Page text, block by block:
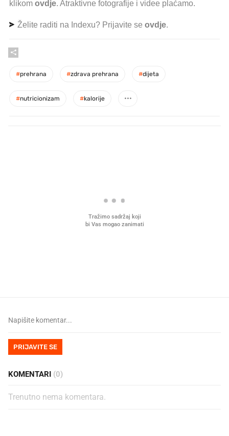
klikom ovdje. Atraktivne fotografije i videe plaćamo.
Želite raditi na Indexu? Prijavite se ovdje.
#prehrana #zdrava prehrana #dijeta
#nutricionizam #kalorije
PRIJAVITE SE
KOMENTARI (0)
Trenutno nema komentara.